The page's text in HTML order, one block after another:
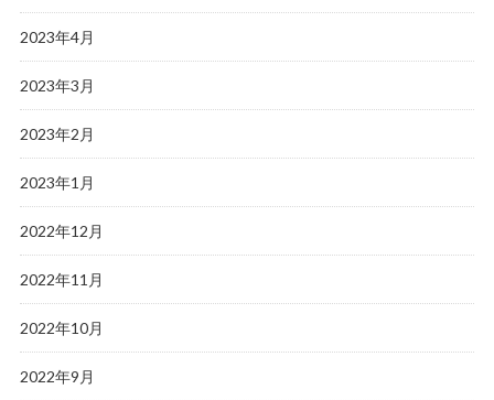
2023年4月
2023年3月
2023年2月
2023年1月
2022年12月
2022年11月
2022年10月
2022年9月